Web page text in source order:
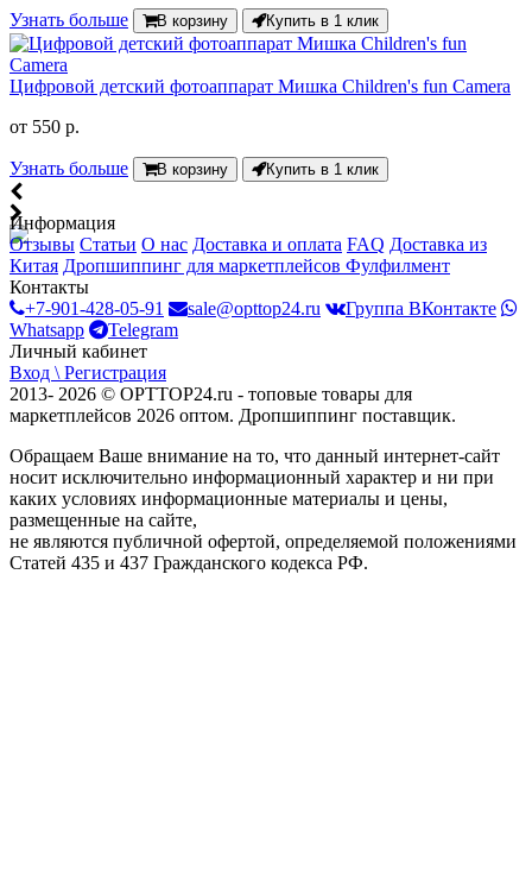
Узнать больше В корзину Купить в 1 клик
Цифровой детский фотоаппарат Мишка Children's fun Camera
от 550 р.
Узнать больше В корзину Купить в 1 клик
Информация
Отзывы Статьи О нас Доставка и оплата FAQ Доставка из
Китая Дропшиппинг для маркетплейсов Фулфилмент
Контакты
+7-901-428-05-91
sale@opttop24.ru
Группа ВКонтакте
Whatsapp
Telegram
Личный кабинет
Вход \ Регистрация
2013- 2026 © OPTTOP24.ru - топовые товары для
маркетплейсов 2026 оптом. Дропшиппинг поставщик.
Обращаем Ваше внимание на то, что данный интернет-сайт
носит исключительно информационный характер и ни при
каких условиях информационные материалы и цены,
размещенные на сайте,
не являются публичной офертой, определяемой положениями
Статей 435 и 437 Гражданского кодекса РФ.